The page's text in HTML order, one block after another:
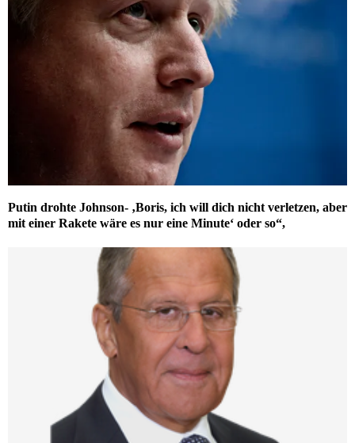
Putin drohte Johnson- ‚Boris, ich will dich nicht verletzen, aber
mit einer Rakete wäre es nur eine Minute‘ oder so“,